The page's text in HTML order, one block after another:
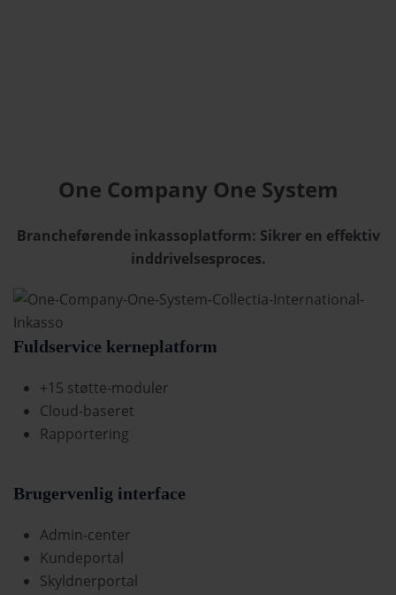
One Company One System
Brancheførende inkassoplatform: Sikrer en effektiv
inddrivelsesproces.
Fuldservice kerneplatform
+15 støtte-moduler
Cloud-baseret
Rapportering
Brugervenlig interface
Admin-center
Kundeportal
Skyldnerportal